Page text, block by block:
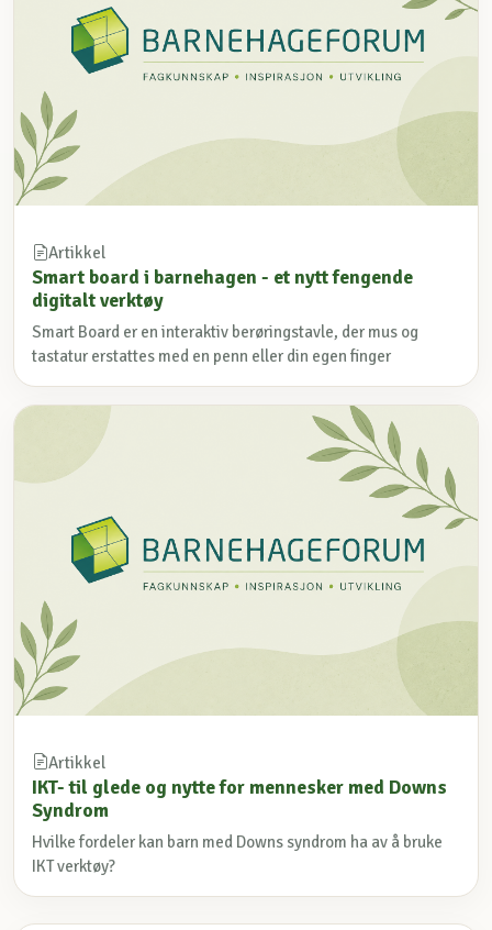
Artikkel
Smart board i barnehagen - et nytt fengende
digitalt verktøy
Smart Board er en interaktiv berøringstavle, der mus og
tastatur erstattes med en penn eller din egen finger
Artikkel
IKT- til glede og nytte for mennesker med Downs
Syndrom
Hvilke fordeler kan barn med Downs syndrom ha av å bruke
IKT verktøy?